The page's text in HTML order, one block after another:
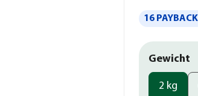
16
Gewicht
2 kg